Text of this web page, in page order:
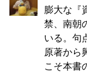
膨大な『
禁、南朝
いる。句
原著から
こそ本書